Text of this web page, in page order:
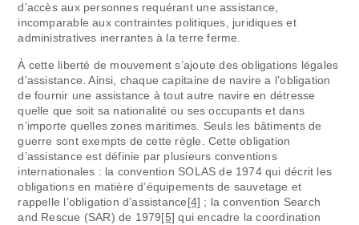
d’accès aux personnes requérant une assistance,
incomparable aux contraintes politiques, juridiques et
administratives inerrantes à la terre ferme.
À cette liberté de mouvement s’ajoute des obligations légales
d’assistance. Ainsi, chaque capitaine de navire a l’obligation
de fournir une assistance à tout autre navire en détresse
quelle que soit sa nationalité ou ses occupants et dans
n’importe quelles zones maritimes. Seuls les bâtiments de
guerre sont exempts de cette règle. Cette obligation
d’assistance est définie par plusieurs conventions
internationales : la convention SOLAS de 1974 qui décrit les
obligations en matière d’équipements de sauvetage et
rappelle l’obligation d’assistance[4] ; la convention Search
and Rescue (SAR) de 1979[5] qui encadre la coordination